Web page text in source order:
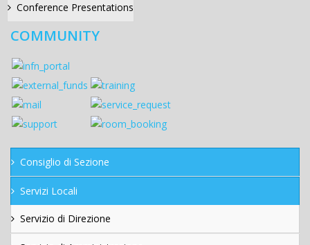
Conference Presentations
COMMUNITY
Consiglio di Sezione
Servizi Locali
Servizio di Direzione